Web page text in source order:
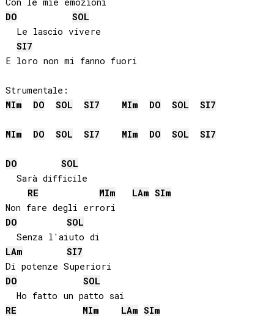
DO
SOL
  Le lascio vivere
SI7
E loro non mi fanno fuori
MIm DO SOL SI7 MIm DO SOL SI7
MIm DO SOL SI7 MIm DO SOL SI7
DO
SOL
  Sarà difficile
RE
MIm LAm SIm
DO
SOL
LAm SI7
DO
SOL
RE
MIm LAm SIm